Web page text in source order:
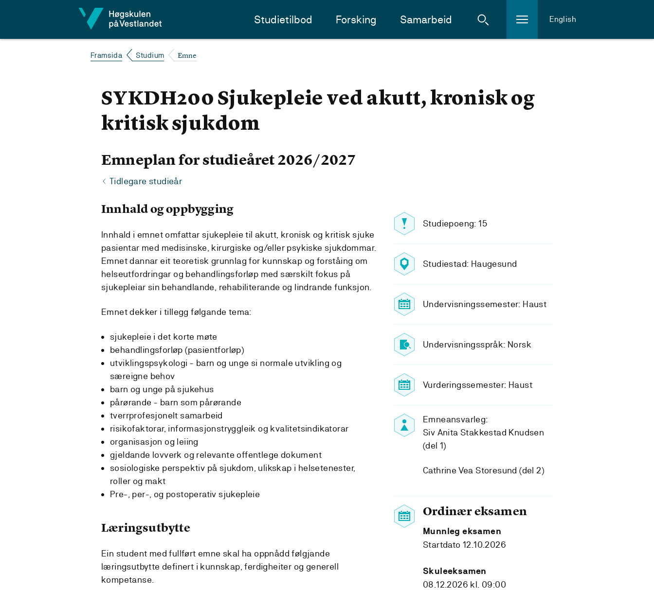
Studietilbod Forsking Samarbeid English
Framsida Studium Emne
SYKDH200 Sjukepleie ved akutt, kronisk og
kritisk sjukdom
Emneplan for studieåret 2026/2027
Tidlegare studieår
Studiepoeng: 15
Studiestad: Haugesund
Undervisningssemester: Haust
Undervisningsspråk: Norsk
Vurderingssemester: Haust
Emneansvarleg:
Siv Anita Stakkestad Knudsen
(del 1)
Cathrine Vea Storesund (del 2)
Ordinær eksamen
Munnleg eksamen
Startdato 12.10.2026
Skuleeksamen
08.12.2026 kl. 09:00
Innhald og oppbygging
Innhald i emnet omfattar sjukepleie til akutt, kronisk og kritisk sjuke
pasientar med medisinske, kirurgiske og/eller psykiske sjukdommar.
Emnet dannar eit teoretisk grunnlag for kunnskap og forståing om
helseutfordringar og behandlingsforløp med særskilt fokus på
sjukepleiar sin behandlande, rehabiliterande og lindrande funksjon.
Emnet dekker i tillegg følgande tema:
sjukepleie i det korte møte
behandlingsforløp (pasientforløp)
utviklingspsykologi - barn og unge si normale utvikling og
særeigne behov
barn og unge på sjukehus
pårørande - barn som pårørande
tverrprofesjonelt samarbeid
risikofaktorar, informasjonstryggleik og kvalitetsindikatorar
organisasjon og leiing
gjeldande lovverk og relevante offentlege dokument
sosiologiske perspektiv på sjukdom, ulikskap i helsetenester,
roller og makt
Pre-, per-, og postoperativ sjukepleie
Læringsutbytte
Ein student med fullført emne skal ha oppnådd følgjande
læringsutbytte definert i kunnskap, ferdigheiter og generell
kompetanse.